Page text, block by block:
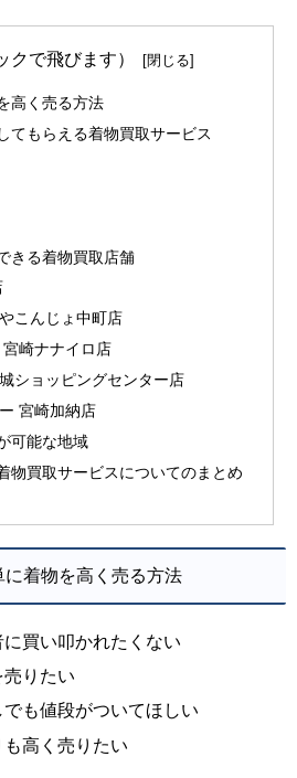
クで飛びます）
高く売る方法
てもらえる着物買取サービス
きる着物買取店舗
こんじょ中町店
崎ナナイロ店
ショッピングセンター店
宮崎加納店
可能な地域
物買取サービスについてのまとめ
に着物を高く売る方法
買い叩かれたくない
りたい
も値段がついてほしい
高く売りたい